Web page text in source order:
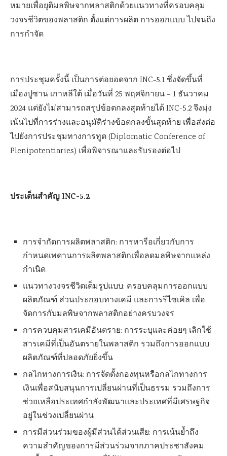
หมายเพื่อยุติมลพิษจากพลาสติกด้วยแนวทางที่ครอบคลุม
วงจรชีวิตของพลาสติก ตั้งแต่การผลิต การออกแบบ ไปจนถึง
การกำจัด
การประชุมครั้งนี้ เป็นการต่อยอดจาก INC-5.1 ซึ่งจัดขึ้นที่
เมืองปูซาน เกาหลีใต้ เมื่อวันที่ 25 พฤศจิกายน – 1 ธันวาคม
2024 แต่ยังไม่สามารถสรุปข้อตกลงสุดท้ายได้ INC-5.2 จึงมุ่ง
เน้นไปที่การร่างและอนุมัติร่างข้อตกลงขั้นสุดท้าย เพื่อส่งต่อ
ไปยังการประชุมทางการทูต (Diplomatic Conference of
Plenipotentiaries) เพื่อพิจารณาและรับรองต่อไป
ประเด็นสำคัญ INC-5.2
การจำกัดการผลิตพลาสติก: การหารือเกี่ยวกับการ
กำหนดเพดานการผลิตพลาสติกเพื่อลดมลพิษจากแหล่ง
กำเนิด
แนวทางวงจรชีวิตเต็มรูปแบบ: ครอบคลุมการออกแบบ
ผลิตภัณฑ์ ส่วนประกอบทางเคมี และการรีไซเคิล เพื่อ
จัดการกับมลพิษจากพลาสติกอย่างครบวงจร
การควบคุมสารเคมีอันตราย: การระบุและค่อยๆ เลิกใช้
สารเคมีที่เป็นอันตรายในพลาสติก รวมถึงการออกแบบ
ผลิตภัณฑ์ที่ปลอดภัยยิ่งขึ้น
กลไกทางการเงิน: การจัดตั้งกองทุนหรือกลไกทางการ
เงินเพื่อสนับสนุนการเปลี่ยนผ่านที่เป็นธรรม รวมถึงการ
ช่วยเหลือประเทศกำลังพัฒนาและประเทศที่มีเศรษฐกิจ
อยู่ในช่วงเปลี่ยนผ่าน
การมีส่วนร่วมของผู้มีส่วนได้ส่วนเสีย: การเน้นย้ำถึง
ความสำคัญของการมีส่วนร่วมจากภาคประชาสังคม